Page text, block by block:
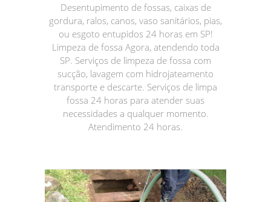
Desentupimento de fossas, caixas de
gordura, ralos, canos, vaso sanitários, pias,
ou esgoto entupidos 24 horas em SP!
Limpeza de fossa Agora, atendendo toda
SP. Serviços de limpeza de fossa com
sucção, lavagem com hidrojateamento
transporte e descarte. Serviços de limpa
fossa 24 horas para atender suas
necessidades a qualquer momento.
Atendimento 24 horas.